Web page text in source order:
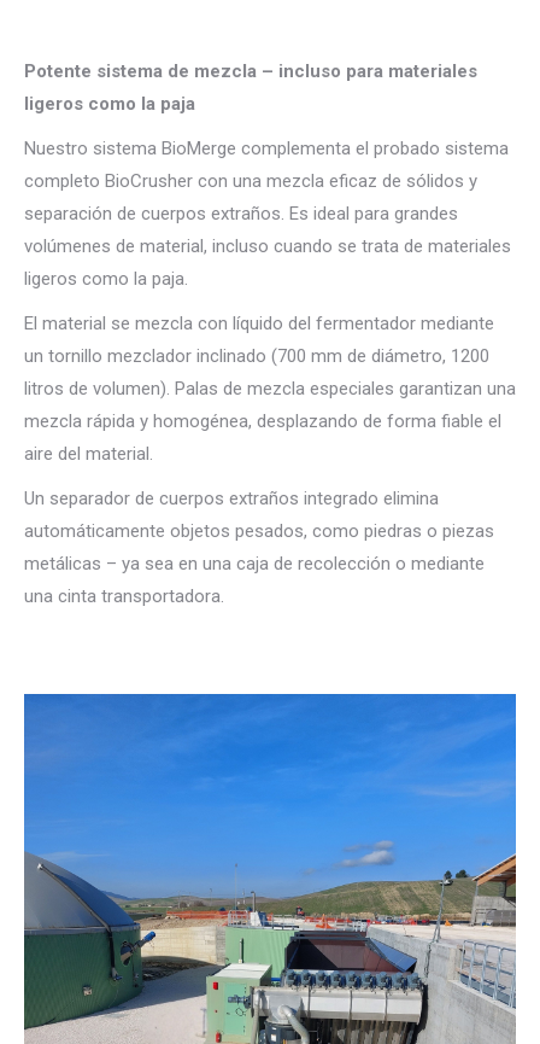
Potente sistema de mezcla – incluso para materiales
ligeros como la paja
Nuestro sistema BioMerge complementa el probado sistema
completo BioCrusher con una mezcla eficaz de sólidos y
separación de cuerpos extraños. Es ideal para grandes
volúmenes de material, incluso cuando se trata de materiales
ligeros como la paja.
El material se mezcla con líquido del fermentador mediante
un tornillo mezclador inclinado (700 mm de diámetro, 1200
litros de volumen). Palas de mezcla especiales garantizan una
mezcla rápida y homogénea, desplazando de forma fiable el
aire del material.
Un separador de cuerpos extraños integrado elimina
automáticamente objetos pesados, como piedras o piezas
metálicas – ya sea en una caja de recolección o mediante
una cinta transportadora.